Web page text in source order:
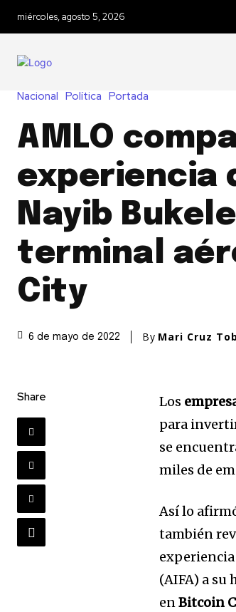
miércoles, agosto 5, 2026
Nacional Política Portada
AMLO
experiencia
Nayib
terminal
City
6 de mayo de 2022 By Mari Cruz
Share Los
para
se
miles de
Así lo
también
(AIFA) a su
enBitcoin